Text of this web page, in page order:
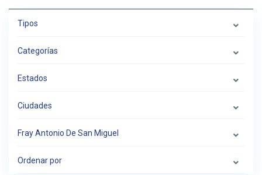
Tipos
Categorías
Estados
Ciudades
Fray Antonio De San Miguel
Ordenar por